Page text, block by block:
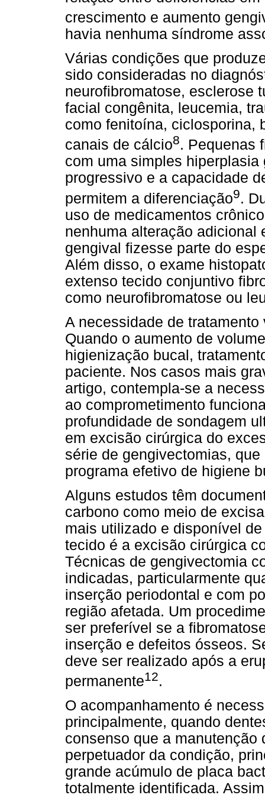
crescimento e aumento
havia nenhuma síndrome
Várias condições que
sido consideradas no
neurofibromatose, esclerose
facial congênita, leucemia,
como fenitoína, ciclosporina,
canais de cálcio8. Pequenas
com uma simples
progressivo e a capacidade
permitem a diferenciação9.
uso de medicamentos
nenhuma alteração adicional
gengival fizesse parte do
Além disso, o exame
extenso tecido conjuntivo
como neurofibromatose ou
A necessidade de
Quando o aumento de
higienização bucal,
paciente. Nos casos mais
artigo, contempla-se a
ao comprometimento
profundidade de sondagem
em excisão cirúrgica do
série de gengivectomias,
programa efetivo de higiene
Alguns estudos têm
carbono como meio de
mais utilizado e disponível
tecido é a excisão cirúrgica
Técnicas de gengivectomia
indicadas, particularmente
inserção periodontal e com
região afetada. Um
ser preferível se a
inserção e defeitos ósseos.
deve ser realizado após a
permanente12.
O acompanhamento é
principalmente, quando
consenso que a manutenção
perpetuador da condição,
grande acúmulo de placa
totalmente identificada.